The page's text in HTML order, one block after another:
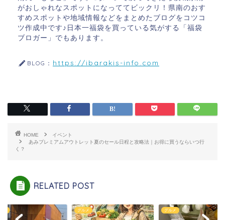
がおしゃれなスポットになっててビックリ！県南のおす
すめスポットや地域情報などをまとめたブログをコツコ
ツ作成中です♪日本一福袋を買っている気がする「福袋
ブロガー」でもあります。
BLOG： https://ibarakis-info.com
HOME
イベント
あみプレミアムアウトレット夏のセール日程と攻略法｜お得に買うならいつ行
く？
RELATED POST
グルメ グルメ